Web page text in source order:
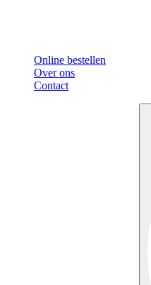
Online bestellen
Over ons
Contact